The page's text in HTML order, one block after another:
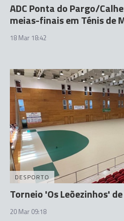
ADC Ponta do Pargo/
meias-finais em Ténis de
18 Mar 18:42
DESPORTO
Torneio 'Os Leõezinhos'
20 Mar 09:18